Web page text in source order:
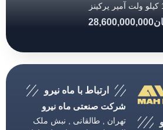
28,600,000,000
ارتباط با ماه نیرو
شرکت صنعتی ماه نیرو
تهران , طالقانی , نبش ملک